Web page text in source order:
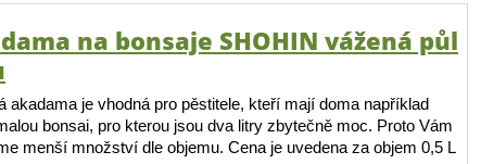
na bonsaje SHOHIN vážená půl
akadama je vhodná pro pěstitele, kteří mají doma například
bonsai, pro kterou jsou dva litry zbytečně moc. Proto Vám
menší množství dle objemu. Cena je uvedena za objem 0,5 L